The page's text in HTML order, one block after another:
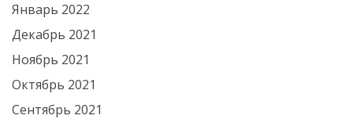
Январь 2022
Декабрь 2021
Ноябрь 2021
Октябрь 2021
Сентябрь 2021